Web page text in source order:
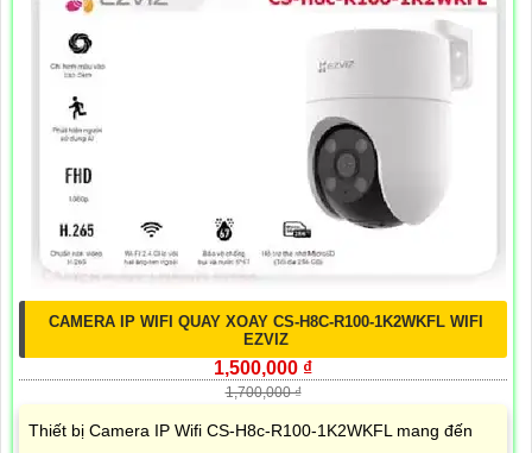
CAMERA IP WIFI QUAY XOAY CS-H8C-R100-1K2WKFL WIFI
EZVIZ
1,500,000 ₫
1,700,000 ₫
Thiết bị Camera IP Wifi CS-H8c-R100-1K2WKFL mang đến